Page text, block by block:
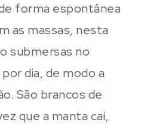
forma espontânea
as massas, nesta
submersas no
dia, de modo a
São brancos de
que a manta cai,